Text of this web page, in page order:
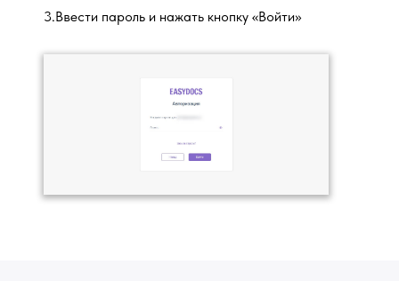
3.Ввести пароль и нажать кнопку «Войти»